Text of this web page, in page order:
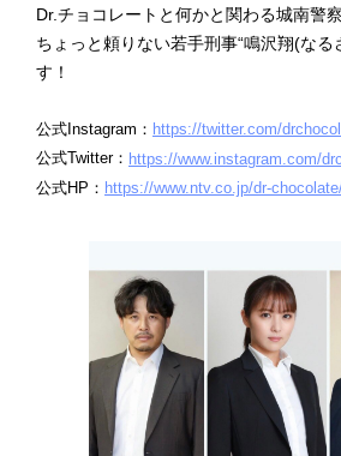
Dr.チョコレートと何かと関わる城南警
ちょっと頼りない若手刑事“鳴沢翔(なる
す！
公式Instagram： https://twitter.com/
公式Twitter： https://www.instagram.com/
公式HP： https://www.ntv.co.jp/dr-